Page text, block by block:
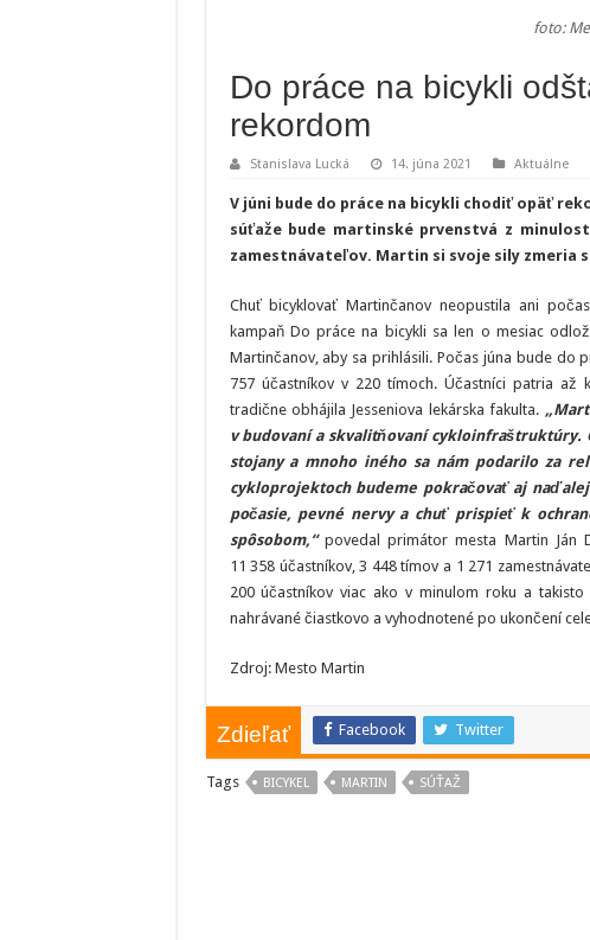
foto:
Do práce na bicykli
rekordom
Stanislava Lucká 14. júna 2021 Aktuálne
V júni bude do práce na bicykli chodiť opäť
súťaže bude martinské prvenstvá z
zamestnávateľov. Martin si svoje sily zmeria
Chuť bicyklovať Martinčanov neopustila ani
kampaň Do práce na bicykli sa len o mesiac
Martinčanov, aby sa prihlásili. Počas júna bude do
757 účastníkov v 220 tímoch. Účastníci patria
tradične obhájila Jesseniova lekárska fakulta.
v budovaní a skvalitňovaní cykloinfraštruktúry.
stojany a mnoho iného sa nám podarilo za
cykloprojektoch budeme pokračovať aj
počasie, pevné nervy a chuť prispieť k
spôsobom,“povedal primátor mesta Martin Ján
11 358 účastníkov, 3 448 tímov a 1 271
200 účastníkov viac ako v minulom roku a takisto
nahrávané čiastkovo a vyhodnotené po ukončení
Zdroj: Mesto Martin
Zdieľať Facebook Twitter
Tags BICYKEL MARTIN SÚŤAŽ